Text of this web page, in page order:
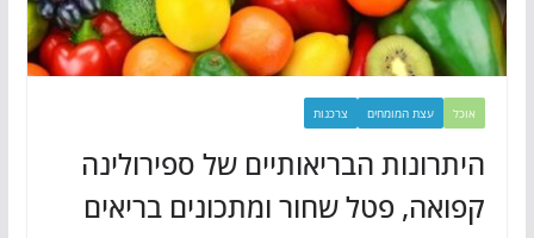
אוכל עצת המומחים צרכנות
היתרונות הבריאותיים של ספירולינה
קפואה, פטל שחור ומתכונים בריאים